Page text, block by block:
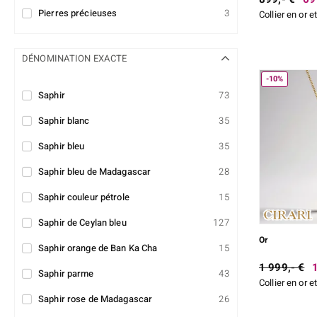
Pierres précieuses 3
DÉNOMINATION EXACTE
Saphir
73
Saphir blanc
35
Saphir bleu
35
Saphir bleu de Madagascar
28
Saphir couleur pétrole
15
Saphir de Ceylan bleu
127
Saphir orange de Ban Ka Cha
15
Saphir parme
43
Saphir rose de Madagascar
26
Collier en or
-10%
Or
1 999,- €
Collier en or